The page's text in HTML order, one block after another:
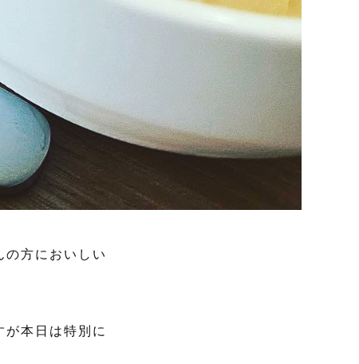
の方においしい
本日は特別に